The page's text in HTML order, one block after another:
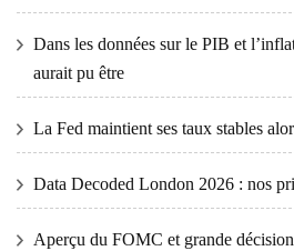
Dans les données sur le PIB et
aurait pu être
La Fed maintient ses taux stables
Data Decoded London 2026 : nos
Aperçu du FOMC et grande